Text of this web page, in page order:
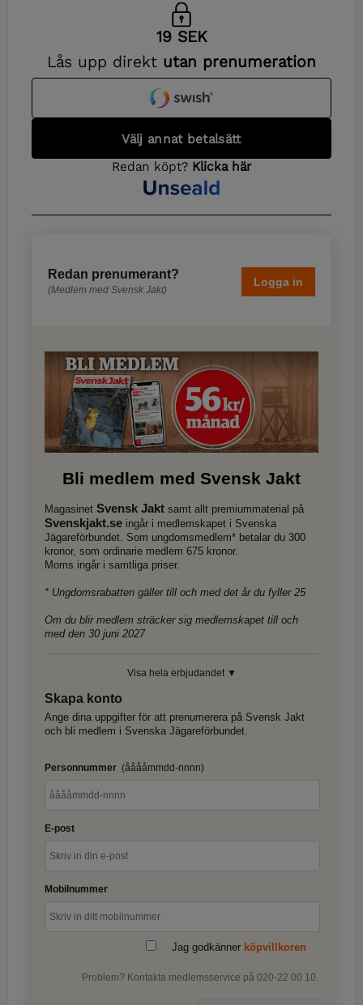
Redan prenumerant?
(Medlem med Svensk Jakt)
Logga in
Bli medlem med Svensk Jakt
Magasinet Svensk Jakt samt allt premiummaterial på
Svenskjakt.se ingår i medlemskapet i Svenska
Jägareförbundet. Som ungdomsmedlem* betalar du 300
kronor, som ordinarie medlem 675 kronor.
Moms ingår i samtliga priser.
* Ungdomsrabatten gäller till och med det år du fyller 25
Om du blir medlem sträcker sig medlemskapet till och
med den 30 juni 2027
Visa hela erbjudandet ▼
Skapa konto
Ange dina uppgifter för att prenumerera på Svensk Jakt
och bli medlem i Svenska Jägareförbundet.
Personnummer (ååååmmdd-nnnn)
E-post
Mobilnummer
Jag godkänner köpvillkoren
Problem? Kontakta medlemsservice på 020-22 00 10.